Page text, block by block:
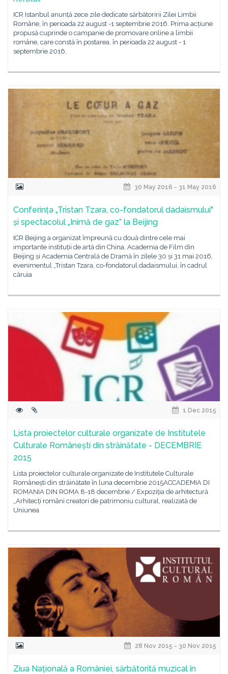
ICR Istanbul anunță zece zile dedicate sărbătoririi Zilei Limbii
Române, în perioada 22 august -1 septembrie 2016. Prima acțiune
propusă cuprinde o campanie de promovare online a limbii
române, care constă în postarea, în perioada 22 august - 1
septembrie 2016,
30 May 2016 - 31 May 2016
Conferința „Tristan Tzara, co-fondatorul dadaismului"
și spectacolul „Inimă de gaz” la Beijing
ICR Beijing a organizat împreună cu două dintre cele mai
importante instituții de artă din China, Academia de Film din
Beijing și Academia Centrală de Dramă în zilele 30 și 31 mai 2016,
evenimentul „Tristan Tzara, co-fondatorul dadaismului, în cadrul
căruia
1 Dec 2015
Lista proiectelor culturale organizate de Institutele
Culturale Românești din străinătate - DECEMBRIE
2015
Lista proiectelor culturale organizate de Institutele Culturale
Românești din străinătate în luna decembrie 2015ACCADEMIA DI
ROMANIA DIN ROMA 8-18 decembrie / Expoziția de arhitectură
„Arhitecți români creatori de patrimoniu cultural, realizată de
Uniunea
28 Nov 2015 - 30 Nov 2015
Ziua Națională a României, sărbătorită muzical în